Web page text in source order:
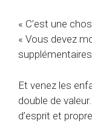
« C’est une
« Vous devez
supplémentaires
Et venez les
double de
d’esprit et